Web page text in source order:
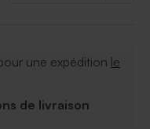
une expédition le
de livraison